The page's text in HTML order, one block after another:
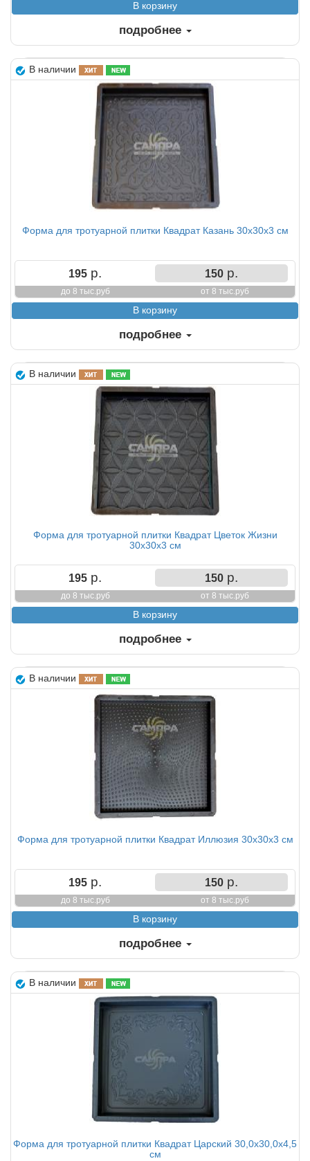
подробнее
В наличии
Форма для тротуарной плитки Квадрат Казань 30х30х3 см
195 р.
до 8 тыс.руб
150р.
от 8 тыс.руб
подробнее
В наличии
Форма для тротуарной плитки Квадрат Цветок Жизни
30х30х3 см
195 р.
до 8 тыс.руб
150р.
от 8 тыс.руб
подробнее
В наличии
Форма для тротуарной плитки Квадрат Иллюзия 30х30х3 см
195 р.
до 8 тыс.руб
150р.
от 8 тыс.руб
подробнее
В наличии
Форма для тротуарной плитки Квадрат Царский 30,0х30,0х4,5
см